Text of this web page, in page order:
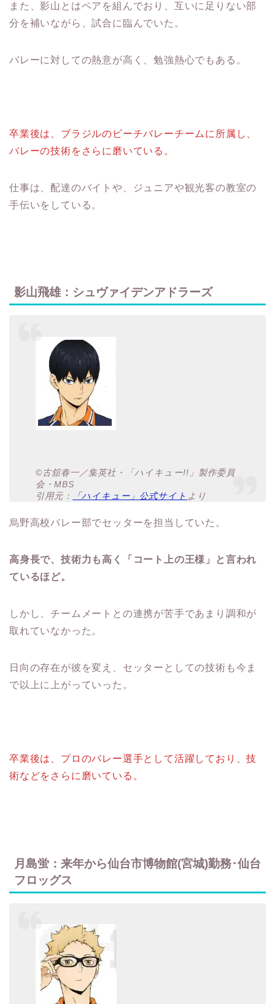
また、影山とはペアを組んでおり、互いに足りない部
分を補いながら、試合に臨んでいた。
バレーに対しての熱意が高く、勉強熱心でもある。
卒業後は、ブラジルのビーチバレーチームに所属し、
バレーの技術をさらに磨いている。
仕事は、配達のバイトや、ジュニアや観光客の教室の
手伝いをしている。
影山飛雄：シュヴァイデンアドラーズ
©古舘春一／集英社・「ハイキュー!!」製作委員
会・MBS
引用元：
「ハイキュー」公式サイト より
烏野高校バレー部でセッターを担当していた。
高身長で、技術力も高く「コート上の王様」と言われ
ているほど。
しかし、チームメートとの連携が苦手であまり調和が
取れていなかった。
日向の存在が彼を変え、セッターとしての技術も今ま
で以上に上がっていった。
卒業後は、プロのバレー選手として活躍しており、技
術などをさらに磨いている。
月島蛍：来年から仙台市博物館(宮城)勤務･仙台
フロッグス